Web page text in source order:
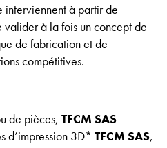
interviennent à partir de
à la fois un concept de
de fabrication et de
compétitives.
de pièces, TFCM SAS
d’impression 3D* TFCM SAS,